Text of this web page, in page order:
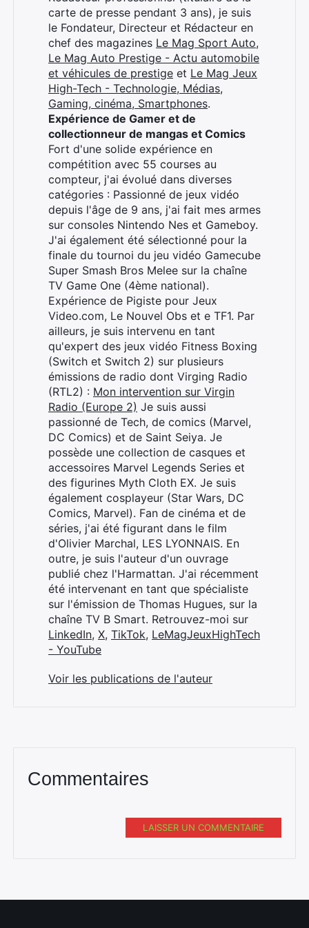
carte de presse pendant 3 ans), je suis
le Fondateur, Directeur et Rédacteur en
chef des magazines Le Mag Sport Auto,
Le Mag Auto Prestige - Actu automobile
et véhicules de prestige et Le Mag Jeux
High-Tech - Technologie, Médias,
Gaming, cinéma, Smartphones.
Expérience de Gamer et de
collectionneur de mangas et Comics
Fort d'une solide expérience en
compétition avec 55 courses au
compteur, j'ai évolué dans diverses
catégories : Passionné de jeux vidéo
depuis l'âge de 9 ans, j'ai fait mes armes
sur consoles Nintendo Nes et Gameboy.
J'ai également été sélectionné pour la
finale du tournoi du jeu vidéo Gamecube
Super Smash Bros Melee sur la chaîne
TV Game One (4ème national).
Expérience de Pigiste pour Jeux
Video.com, Le Nouvel Obs et e TF1. Par
ailleurs, je suis intervenu en tant
qu'expert des jeux vidéo Fitness Boxing
(Switch et Switch 2) sur plusieurs
émissions de radio dont Virging Radio
(RTL2) : Mon intervention sur Virgin
Radio (Europe 2) Je suis aussi
passionné de Tech, de comics (Marvel,
DC Comics) et de Saint Seiya. Je
possède une collection de casques et
accessoires Marvel Legends Series et
des figurines Myth Cloth EX. Je suis
également cosplayeur (Star Wars, DC
Comics, Marvel). Fan de cinéma et de
séries, j'ai été figurant dans le film
d'Olivier Marchal, LES LYONNAIS. En
outre, je suis l'auteur d'un ouvrage
publié chez l'Harmattan. J'ai récemment
été intervenant en tant que spécialiste
sur l'émission de Thomas Hugues, sur la
chaîne TV B Smart. Retrouvez-moi sur
LinkedIn, X, TikTok, LeMagJeuxHighTech
- YouTube
Voir les publications de l'auteur
Commentaires
LAISSER UN COMMENTAIRE
Rechercher